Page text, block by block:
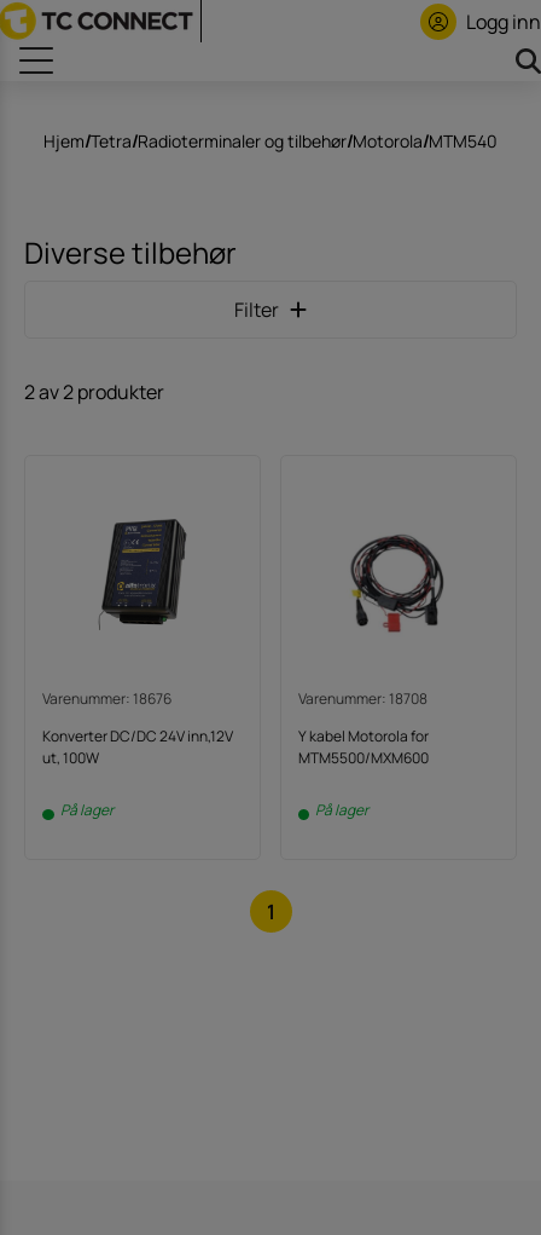
Logg inn
Hjem/Tetra/Radioterminaler og tilbehør/Motorola/MTM5400
Diverse tilbehør
Filter
2 av 2 produkter
Varenummer: 18676
Konverter DC/DC 24V inn,12V
ut, 100W
På lager
Varenummer: 18708
Y kabel Motorola for
MTM5500/MXM600
På lager
1